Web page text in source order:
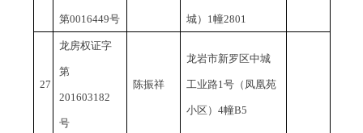
第0016449号 城）1幢2801
27
龙房权证字
第
201603182
号
陈振祥
龙岩市新罗区中城
工业路1号（凤凰苑
小区）4幢B5